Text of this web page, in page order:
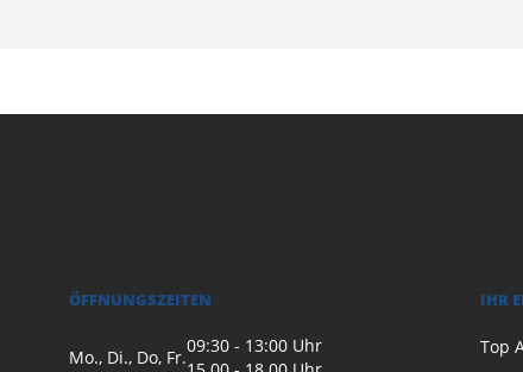
ÖFFNUNGSZEITEN
Mo., Di., Do, Fr.
09:30 - 13:00 Uhr
IHR
Top